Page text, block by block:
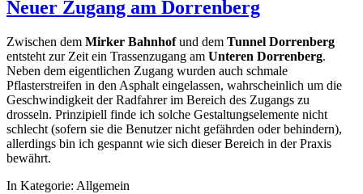
Neuer Zugang am Dorrenberg
Zwischen dem Mirker Bahnhofund dem Tunnel Dorrenberg
entsteht zur Zeit ein Trassenzugang am Unteren Dorrenberg.
Neben dem eigentlichen Zugang wurden auch schmale
Pflasterstreifen in den Asphalt eingelassen, wahrscheinlich um die
Geschwindigkeit der Radfahrer im Bereich des Zugangs zu
drosseln. Prinzipiell finde ich solche Gestaltungselemente nicht
schlecht (sofern sie die Benutzer nicht gefährden oder behindern),
allerdings bin ich gespannt wie sich dieser Bereich in der Praxis
bewährt.
In Kategorie: Allgemein